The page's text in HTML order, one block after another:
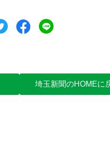
ツイートシェア
埼玉新聞のHOMEに